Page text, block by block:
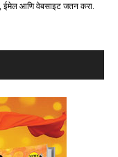
ईमेल आणि वेबसाइट जतन करा.